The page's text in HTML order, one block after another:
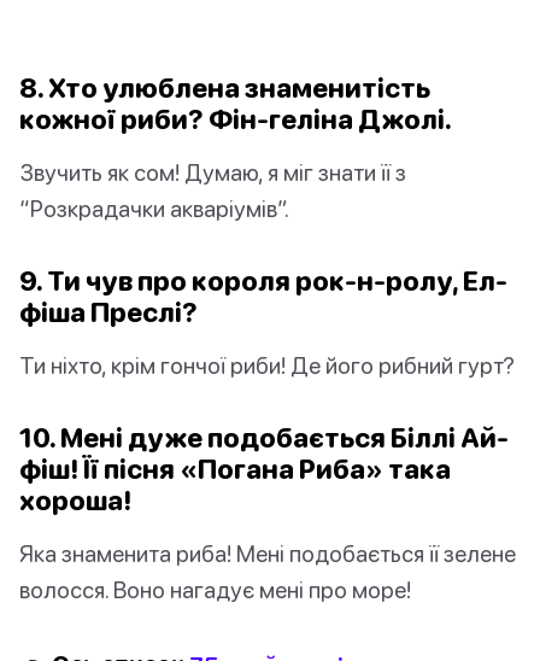
8. Хто улюблена знаменитість
кожної риби? Фін-геліна Джолі.
Звучить як сом! Думаю, я міг знати її з
“Розкрадачки акваріумів”.
9. Ти чув про короля рок-н-ролу, Ел-
фіша Преслі?
Ти ніхто, крім гончої риби! Де його рибний гурт?
10. Мені дуже подобається Біллі Ай-
фіш! Її пісня «Погана Риба» така
хороша!
Яка знаменита риба! Мені подобається її зелене
волосся. Воно нагадує мені про море!